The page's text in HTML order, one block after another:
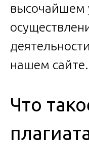
высочайшем
нашем
Что